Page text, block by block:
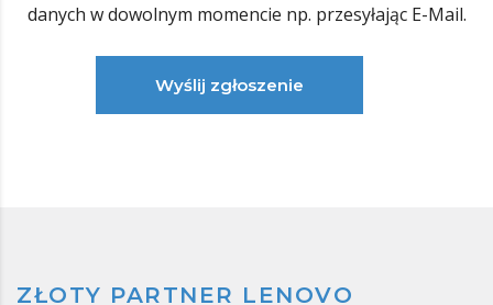
danych w dowolnym momencie np. przesyłając E-Mail.
Wyślij zgłoszenie
ZŁOTY PARTNER LENOVO